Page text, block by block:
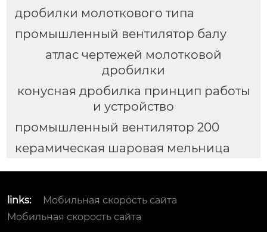
дробилки молоткового типа
промышленный вентилятор балу
атлас чертежей молотковой
дробилки
конусная дробилка принцип работы
и устройство
промышленный вентилятор 200
керамическая шаровая мельница
links:
Мобильная скорость сайта
Мобильная скорость сайта